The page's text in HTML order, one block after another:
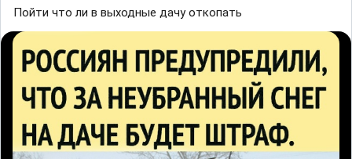
Пойти что ли в выходные дачу откопать